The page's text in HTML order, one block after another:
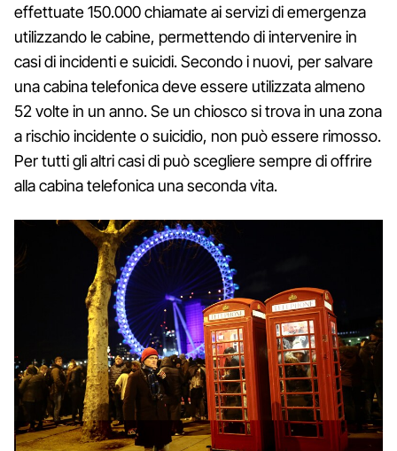
effettuate 150.000 chiamate ai servizi di emergenza
utilizzando le cabine, permettendo di intervenire in
casi di incidenti e suicidi. Secondo i nuovi, per salvare
una cabina telefonica deve essere utilizzata almeno
52 volte in un anno. Se un chiosco si trova in una zona
a rischio incidente o suicidio, non può essere rimosso.
Per tutti gli altri casi di può scegliere sempre di offrire
alla cabina telefonica una seconda vita.